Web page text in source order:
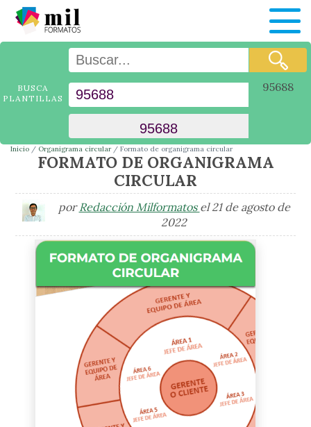
BUSCA
PLANTILLAS
95688
Inicio Organigrama circular Formato de organigrama circular
FORMATO DE ORGANIGRAMA
CIRCULAR
porRedacción Milformatos el 21 de agosto de
2022